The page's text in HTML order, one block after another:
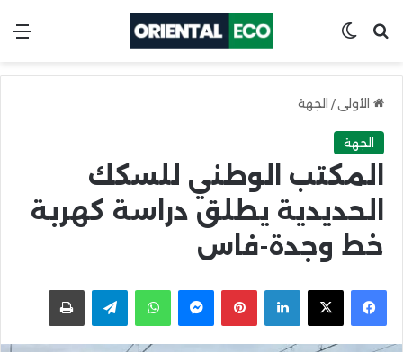
ابحث عنSwitch skin
الأولى / الجهة
الجهة
المكتب الوطني للسكك
الحديدية يطلق دراسة كهربة
خط وجدة-فاس
Facebook
X
LinkedIn
Pinterest
Messenger
WhatsApp
Telegramاطبعها